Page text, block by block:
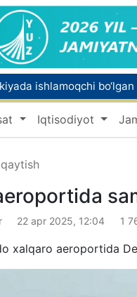
otasining ismini
Iqtisodiyot
22 apr 2025, 12:04 1
xalqaro aeroportida